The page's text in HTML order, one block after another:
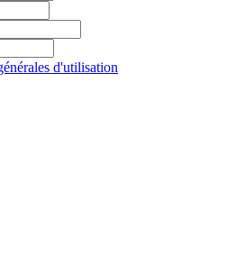
d'utilisation